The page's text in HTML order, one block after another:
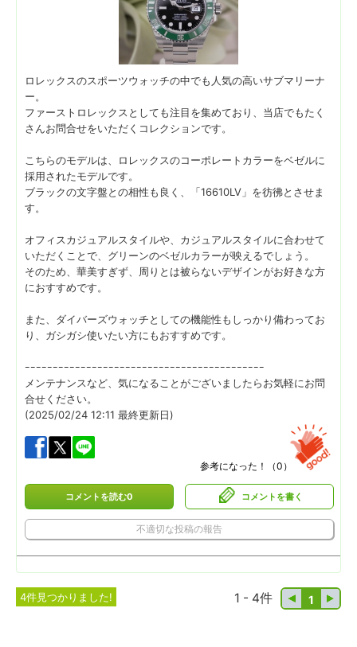
ロレックスのスポーツウォッチの中でも人気の高いサブマリーナ
ー。
ファーストロレックスとしても注目を集めており、当店でもたく
さんお問合せをいただくコレクションです。
こちらのモデルは、ロレックスのコーポレートカラーをベゼルに
採用されたモデルです。
ブラックの文字盤との相性も良く、「16610LV」を彷彿とさせま
す。
オフィスカジュアルスタイルや、カジュアルスタイルに合わせて
いただくことで、グリーンのベゼルカラーが映えるでしょう。
そのため、華美すぎず、周りとは被らないデザインがお好きな方
におすすめです。
また、ダイバーズウォッチとしての機能性もしっかり備わってお
り、ガシガシ使いたい方にもおすすめです。
ｰｰｰｰｰｰｰｰｰｰｰｰｰｰｰｰｰｰｰｰｰｰｰｰｰｰｰｰｰｰｰｰｰｰｰｰｰｰｰｰｰｰｰ
メンテナンスなど、気になることがございましたらお気軽にお問
合せください。
(2025/02/24 12:11 最終更新日)
参考になった！（0 ）
コメントを読む0 コメントを書く
不適切な投稿の報告
4件見つかりました! 1
1 - 4件